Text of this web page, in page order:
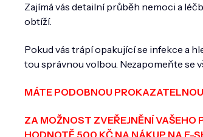
Zajímá vás detailní průběh nemoci a
obtíží.
Pokud vás trápí opakující se infekce a
tou správnou volbou. Nezapomeňte se
MÁTE PODOBNOU
ZA MOŽNOST ZVEŘEJNĚNÍ VAŠEHO